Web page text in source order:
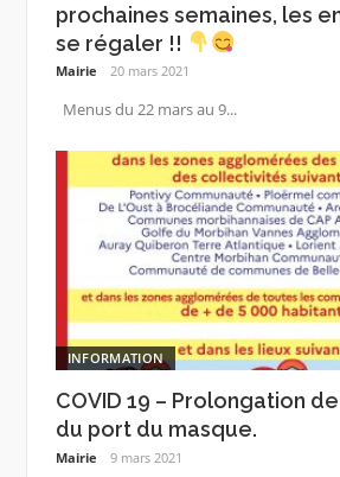
prochaines semaines, les
se régaler !!
Mairie 20 mars 2021
Menus du 22 mars au 9...
INFORMATION
COVID 19 – Prolongation
du port du masque.
Mairie 9 mars 2021